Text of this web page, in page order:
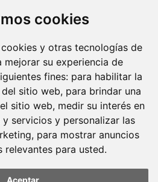
cookies
y otras tecnologías de
mejorar su experiencia de
fines: para habilitar la
sitio web, para brindar una
sitio web, medir su interés en
servicios y personalizar las
, para mostrar anuncios
relevantes para usted.
Aceptar